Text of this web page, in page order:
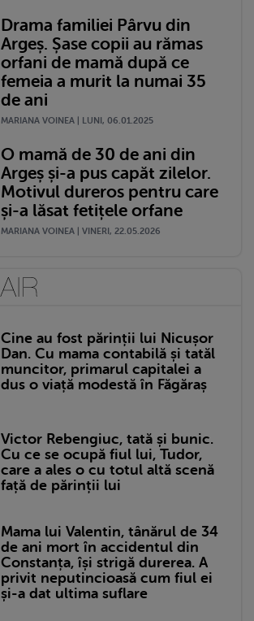
Drama familiei Pârvu din
Argeș. Șase copii au rămas
orfani de mamă după ce
femeia a murit la numai 35
de ani
MARIANA VOINEA | LUNI, 06.01.2025
O mamă de 30 de ani din
Argeș și-a pus capăt zilelor.
Motivul dureros pentru care
și-a lăsat fetițele orfane
MARIANA VOINEA | VINERI, 22.05.2026
Cine au fost părinții lui Nicușor
Dan. Cu mama contabilă și tatăl
muncitor, primarul capitalei a
dus o viață modestă în Făgăraș
Victor Rebengiuc, tată și bunic.
Cu ce se ocupă fiul lui, Tudor,
care a ales o cu totul altă scenă
față de părinții lui
Mama lui Valentin, tânărul de 34
de ani mort în accidentul din
Constanța, își strigă durerea. A
privit neputincioasă cum fiul ei
și-a dat ultima suflare